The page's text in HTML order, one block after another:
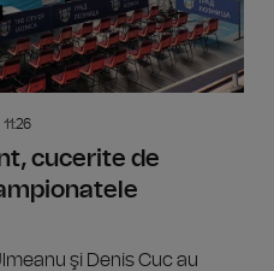
cucerite de
şi Denis Cuc au